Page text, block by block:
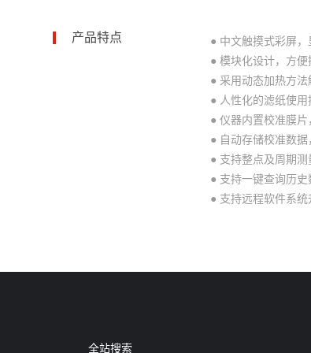
产品特点
● 中文触摸式彩屏，
● 模块化设计，方
● 采用动态加热方法
● 人性化的滤纸使用
● 仪器内置校准膜片
● 自动存储校准数据
● 支持整点及周期测
● 支持一键查询历史
● 支持远程软件系统
全站搜索